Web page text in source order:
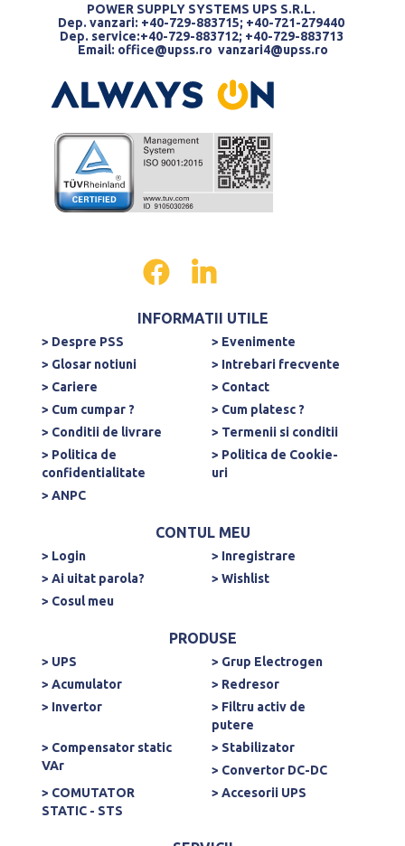
POWER SUPPLY SYSTEMS UPS S.R.L.
Dep. vanzari: +40-729-883715; +40-721-279440
Dep. service:+40-729-883712; +40-729-883713
Email: office@upss.ro vanzari4@upss.ro
INFORMATII UTILE
> Despre PSS
> Evenimente
> Glosar notiuni
> Intrebari frecvente
> Cariere
> Contact
> Cum cumpar ?
> Cum platesc ?
> Conditii de livrare
> Termenii si conditii
> Politica de
confidentialitate
> Politica de Cookie-
uri
> ANPC
CONTUL MEU
> Login
> Inregistrare
> Ai uitat parola?
> Wishlist
> Cosul meu
PRODUSE
> UPS
> Grup Electrogen
> Acumulator
> Redresor
> Invertor
> Filtru activ de
putere
> Compensator static
VAr
> Stabilizator
> Convertor DC-DC
> COMUTATOR
STATIC - STS
> Accesorii UPS